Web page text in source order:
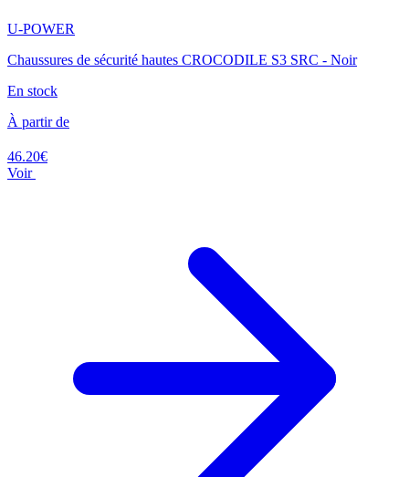
U-POWER
Chaussures de sécurité hautes CROCODILE S3 SRC - Noir
En stock
À partir de
46.20€
Voir